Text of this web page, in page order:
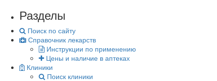
Разделы
Поиск по сайту
Справочник лекарств
Инструкции по применению
Цены и наличие в аптеках
Клиники
Поиск клиники